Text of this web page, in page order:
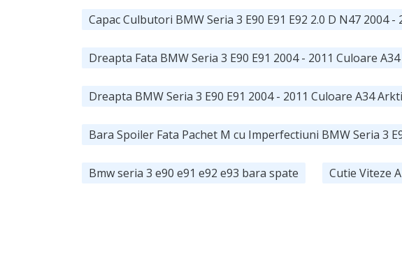
Capac Culbutori BMW Seria 3 E90 E91 E92 2.0 D N47 2004
Dreapta Fata BMW Seria 3 E90 E91 2004 - 2011 Culoare
Dreapta BMW Seria 3 E90 E91 2004 - 2011 Culoare A34
Bara Spoiler Fata Pachet M cu Imperfectiuni BMW Seria 3
Bmw seria 3 e90 e91 e92 e93 bara spate Cutie Viteze